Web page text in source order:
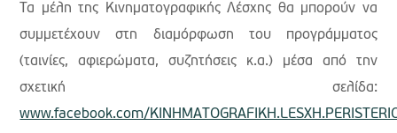
Τα μέλη της Κινηματογραφικής Λέσχης θα μπορούν να
συμμετέχουν στη διαμόρφωση του προγράμματος
(ταινίες, αφιερώματα, συζητήσεις κ.α.) μέσα από την
σχετική σελίδα:
www.facebook.com/